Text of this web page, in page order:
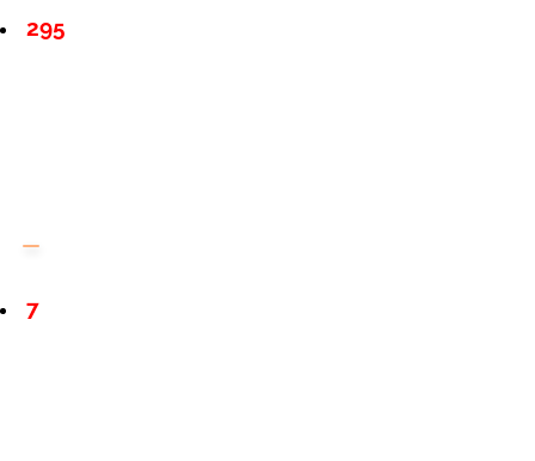
295
7